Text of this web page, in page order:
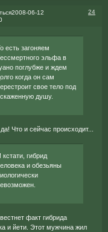
24
2008-06-12
есть загоняем
эльфа в
поглубже и ждем
когда он сам
свое тело под
душу.
Что и сейчас происходит...
кстати, гибрид
и обезьяны
факт гибрида
и йети. Этот мужчина жил